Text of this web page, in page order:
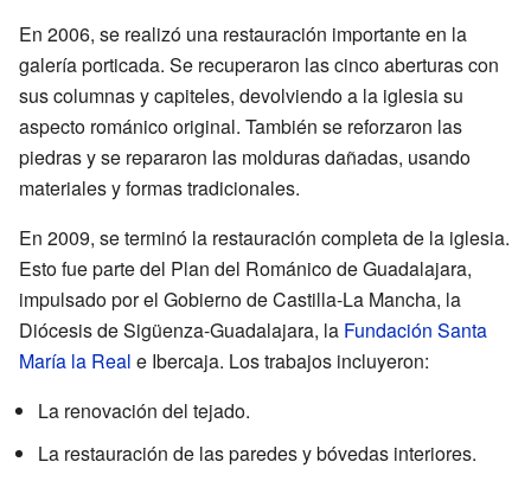
En 2006, se realizó una restauración importante en la
galería porticada. Se recuperaron las cinco aberturas con
sus columnas y capiteles, devolviendo a la iglesia su
aspecto románico original. También se reforzaron las
piedras y se repararon las molduras dañadas, usando
materiales y formas tradicionales.
En 2009, se terminó la restauración completa de la iglesia.
Esto fue parte del Plan del Románico de Guadalajara,
impulsado por el Gobierno de Castilla-La Mancha, la
Diócesis de Sigüenza-Guadalajara, la Fundación Santa
María la Real e Ibercaja. Los trabajos incluyeron:
La renovación del tejado.
La restauración de las paredes y bóvedas interiores.